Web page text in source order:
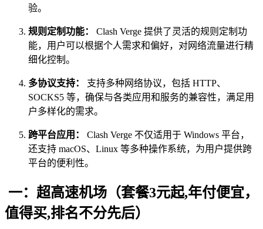
验。
规则定制功能：
Clash Verge 提供了灵活的规则定制功
能，用户可以根据个人需求和偏好，对网络流量进行精
细化控制。
多协议支持：
支持多种网络协议，包括 HTTP、
SOCKS5 等，确保与各类应用和服务的兼容性，满足用
户多样化的需求。
跨平台应用：
Clash Verge 不仅适用于 Windows 平台，
还支持 macOS、Linux 等多种操作系统，为用户提供跨
平台的便利性。
一：超高速机场（套餐3元起,年付便宜，
值得买,排名不分先后）